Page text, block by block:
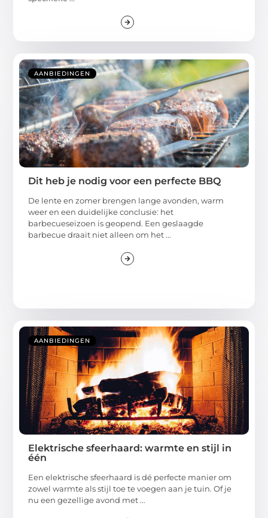
AANBIEDINGEN
Dit heb je nodig voor een perfecte BBQ
De lente en zomer brengen lange avonden, warm
weer en een duidelijke conclusie: het
barbecueseizoen is geopend. Een geslaagde
barbecue draait niet alleen om het ...
AANBIEDINGEN
Elektrische sfeerhaard: warmte en stijl in
één
Een elektrische sfeerhaard is dé perfecte manier om
zowel warmte als stijl toe te voegen aan je tuin. Of je
nu een gezellige avond met ...